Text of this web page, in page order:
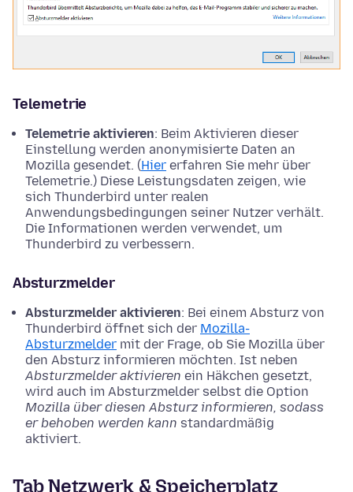
Telemetrie
Telemetrie aktivieren: Beim Aktivieren dieser
Einstellung werden anonymisierte Daten an
Mozilla gesendet. (Hier erfahren Sie mehr über
Telemetrie.) Diese Leistungsdaten zeigen, wie
sich Thunderbird unter realen
Anwendungsbedingungen seiner Nutzer verhält.
Die Informationen werden verwendet, um
Thunderbird zu verbessern.
Absturzmelder
Absturzmelder aktivieren: Bei einem Absturz von
Thunderbird öffnet sich der Mozilla-
Absturzmelder mit der Frage, ob Sie Mozilla über
den Absturz informieren möchten. Ist neben
Absturzmelder aktivieren ein Häkchen gesetzt,
wird auch im Absturzmelder selbst die Option
Mozilla über diesen Absturz informieren, sodass
er behoben werden kann standardmäßig
aktiviert.
Tab Netzwerk & Speicherplatz